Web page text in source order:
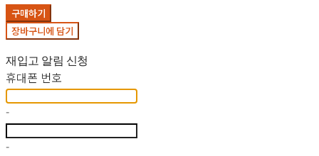
구매하기
장바구니에 담기
재입고 알림 신청
휴대폰 번호
-
-